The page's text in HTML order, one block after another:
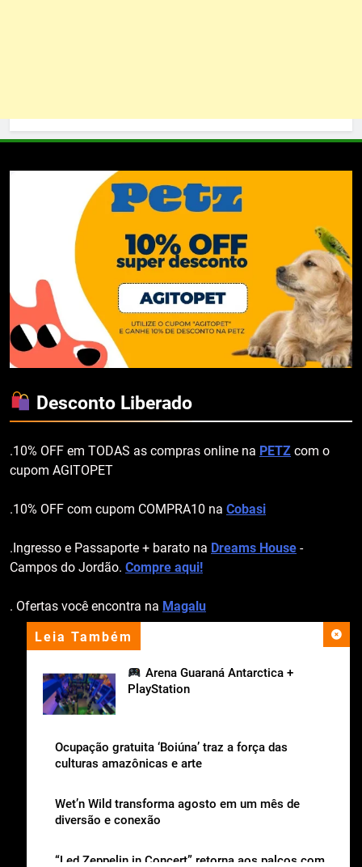
Leia Também
Arena Guaraná Antarctica +
PlayStation
Ocupação gratuita ‘Boiúna’ traz a força das
culturas amazônicas e arte
Wet’n Wild transforma agosto em um mês de
diversão e conexão
“Led Zeppelin in Concert” retorna aos palcos com
Desconto Liberado
.10% OFF em TODAS as compras online na PETZ com o
cupom AGITOPET
.10% OFF com cupom COMPRA10 na Cobasi
.Ingresso e Passaporte + barato na Dreams House -
Campos do Jordão. Compre aqui!
. Ofertas você encontra na Magalu
apoio institucional